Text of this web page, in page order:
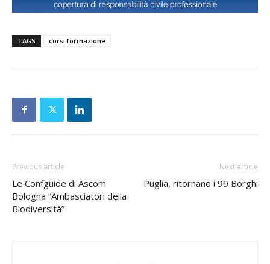
TAGS corsi formazione
Previous article
Le Confguide di Ascom
Bologna “Ambasciatori della
Biodiversità”
Next article
Puglia, ritornano i 99 Borghi